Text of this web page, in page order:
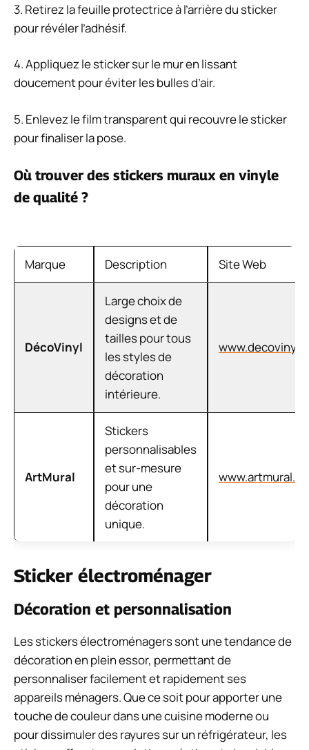
3. Retirez la feuille protectrice à l’arrière du sticker
pour révéler l’adhésif.
4. Appliquez le sticker sur le mur en lissant
doucement pour éviter les bulles d’air.
5. Enlevez le film transparent qui recouvre le sticker
pour finaliser la pose.
Où trouver des stickers muraux en vinyle
de qualité ?
Marque Description Site Web
DécoVinyl
Large choix de
designs et de
tailles pour tous
les styles de
décoration
intérieure.
ArtMural
Stickers
personnalisables
et sur-mesure
pour une
décoration
unique.
www.artmural.fr
Sticker électroménager
Décoration et personnalisation
Les stickers électroménagers sont une tendance de
décoration en plein essor, permettant de
personnaliser facilement et rapidement ses
appareils ménagers. Que ce soit pour apporter une
touche de couleur dans une cuisine moderne ou
pour dissimuler des rayures sur un réfrigérateur, les